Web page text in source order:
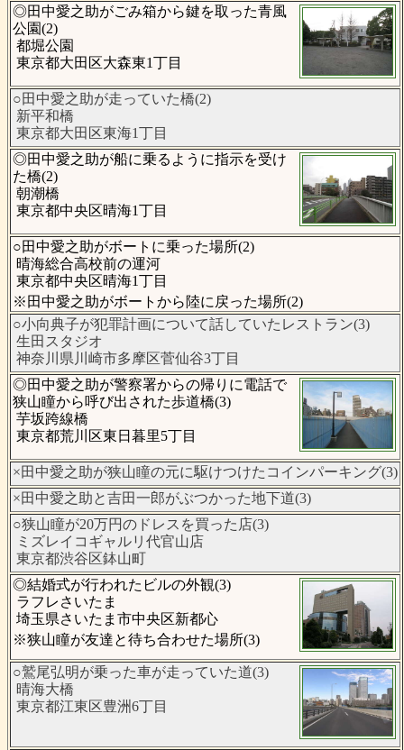
◎田中愛之助がごみ箱から鍵を取った青風
公園(2)
都堀公園
東京都大田区大森東1丁目
○田中愛之助が走っていた橋(2)
新平和橋
東京都大田区東海1丁目
◎田中愛之助が船に乗るように指示を受け
た橋(2)
朝潮橋
東京都中央区晴海1丁目
○田中愛之助がボートに乗った場所(2)
晴海総合高校前の運河
東京都中央区晴海1丁目
※田中愛之助がボートから陸に戻った場所(2)
○小向典子が犯罪計画について話していたレストラン(3)
生田スタジオ
神奈川県川崎市多摩区菅仙谷3丁目
◎田中愛之助が警察署からの帰りに電話で
狭山瞳から呼び出された歩道橋(3)
芋坂跨線橋
東京都荒川区東日暮里5丁目
×田中愛之助が狭山瞳の元に駆けつけたコインパーキング(3)
×田中愛之助と吉田一郎がぶつかった地下道(3)
○狭山瞳が20万円のドレスを買った店(3)
ミズレイコギャルリ代官山店
東京都渋谷区鉢山町
◎結婚式が行われたビルの外観(3)
ラフレさいたま
埼玉県さいたま市中央区新都心
※狭山瞳が友達と待ち合わせた場所(3)
○鷲尾弘明が乗った車が走っていた道(3)
晴海大橋
東京都江東区豊洲6丁目